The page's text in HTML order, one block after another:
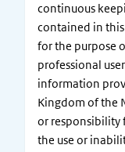
continuous
contained in
for the purpose
professional
information
Kingdom of the
or responsibility
the use or